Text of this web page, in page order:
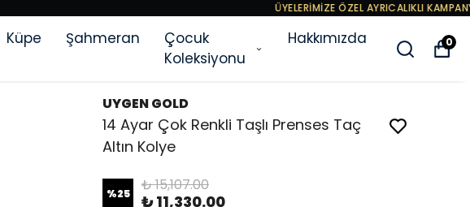
Küpe Şahmeran
Çocuk
Koleksiyonu
Hakkımızda 0
UYGEN GOLD
14 Ayar Çok Renkli Taşlı Prenses Taç
Altın Kolye
%25 ₺ 15,107.00
₺ 11,330.00